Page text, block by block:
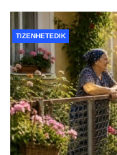
TIZENHETEDIK